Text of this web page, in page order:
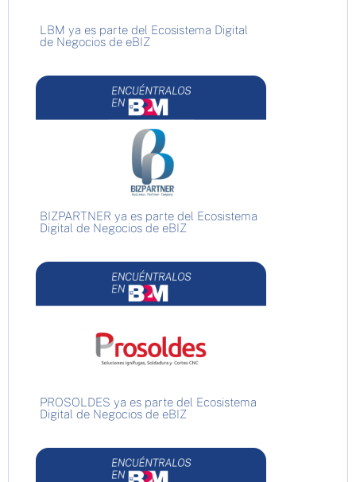
LBM ya es parte del Ecosistema Digital
de Negocios de eBIZ
BIZPARTNER ya es parte del Ecosistema
Digital de Negocios de eBIZ
PROSOLDES ya es parte del Ecosistema
Digital de Negocios de eBIZ